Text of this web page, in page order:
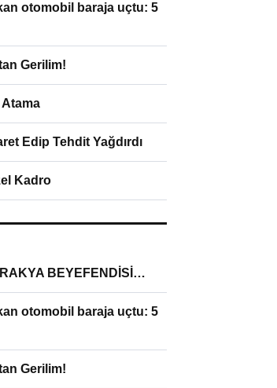
otomobil baraja uçtu: 5
Gerilim!
Edip Tehdit Yağdırdı
Kadro
BEYEFENDİSİ…
otomobil baraja uçtu: 5
Gerilim!